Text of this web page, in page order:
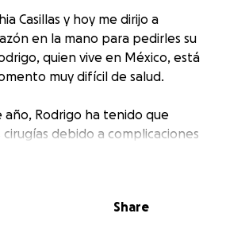
Casillas y hoy me dirijo a
en la mano para pedirles su
quien vive en México, está
muy difícil de salud.
Rodrigo ha tenido que
debido a complicaciones
hemos podido cubrir hasta
de su colon.Share